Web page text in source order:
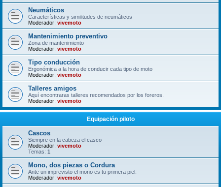
Neumáticos
Características y similitudes de neumáticos
Moderador: vivemoto
Mantenimiento preventivo
Zona de mantenimiento
Moderador: vivemoto
Tipo conducción
Ergonómica a la hora de conducir cada tipo de moto
Moderador: vivemoto
Talleres amigos
Aquí encontraras talleres recomendados por los foreros.
Moderador: vivemoto
Equipación piloto
Cascos
Siempre en la cabeza el casco
Moderador: vivemoto
Temas: 1
Mono, dos piezas o Cordura
Ante un imprevisto el mono es tu primera piel.
Moderador: vivemoto